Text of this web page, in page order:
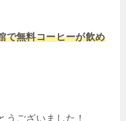
で無料コーヒーが飲め
うございました！